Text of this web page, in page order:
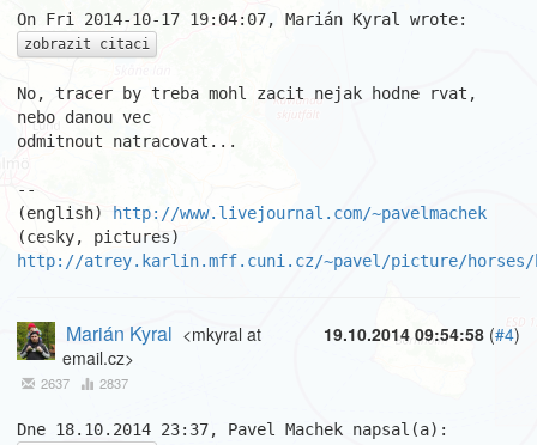
zobrazit citaci
No, tracer by treba mohl zacit nejak hodne rvat,
nebo danou vec
odmitnout natracovat...
--
(english)
http://www.livejournal.com/~pavelmachek
http://atrey.karlin.mff.cuni.cz/~pavel/picture/horses/
19.10.2014 09:54:58 (#4)
Marián Kyral <mkyral at
email.cz>
2637 2837